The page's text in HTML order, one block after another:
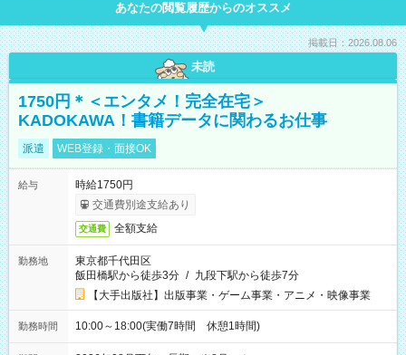
あなたの閲覧履歴からのオススメ
掲載日：2026.08.06
未読
1750円＊＜エンタメ！完全在宅＞
KADOKAWA！書籍データに関わるお仕事
派遣 WEB登録・面接OK
給与
時給1750円
交通費別途支給あり
交通費 全額支給
勤務地
東京都千代田区
飯田橋駅から徒歩3分 / 九段下駅から徒歩7分
【大手出版社】出版事業・ゲーム事業・アニメ・映像事業
勤務時間 10:00～18:00(実働7時間 休憩1時間)